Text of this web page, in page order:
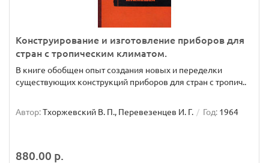
Конструирование и изготовление приборов для
стран с тропическим климатом.
В книге обобщен опыт создания новых и переделки
существующих конструкций приборов для стран с тропич..
Автор:Тхоржевский В. П., Перевезенцев И. Г. Год: 1964
880.00 р.